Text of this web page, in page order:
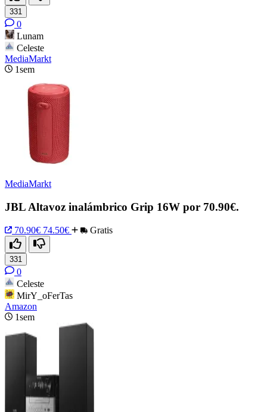
331
0
Lunam
Celeste
MediaMarkt
1sem
MediaMarkt
JBL Altavoz inalámbrico Grip 16W por 70.90€.
70.90€ 74.50€ Gratis
331
0
Celeste
MirY_oFerTas
Amazon
1sem